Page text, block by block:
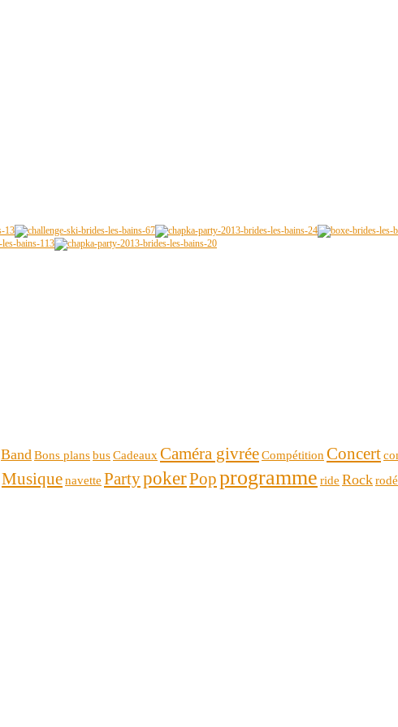
Band Bons plansbusCadeaux Caméra givréeCompétition Concert
Musiquenavette PartypokerPopprogramme ride Rock